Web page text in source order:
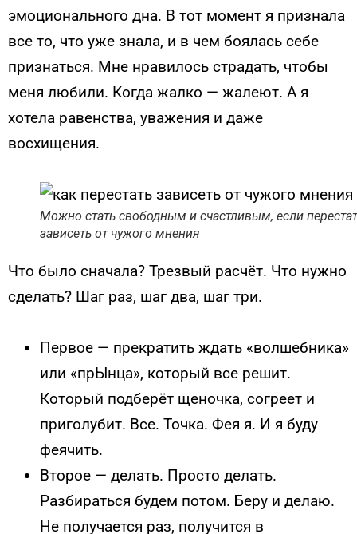
эмоционального дна. В тот момент я признала
все то, что уже знала, и в чем боялась себе
признаться. Мне нравилось страдать, чтобы
меня любили. Когда жалко — жалеют. А я
хотела равенства, уважения и даже
восхищения.
Можно стать свободным и счастливым, если
зависеть от чужого мнения
Что было сначала? Трезвый расчёт. Что нужно
сделать? Шаг раз, шаг два, шаг три.
Первое — прекратить ждать «волшебника»
или «прЫнца», который все решит.
Который подберёт щеночка, согреет и
приголубит. Все. Точка. Фея я. И я буду
феячить.
Второе — делать. Просто делать.
Разбираться будем потом. Беру и делаю.
Не получается раз, получится в